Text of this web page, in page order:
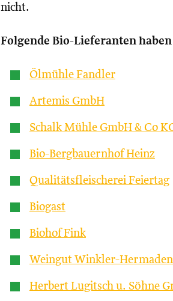
nicht.
Folgende Bio-Lieferanten
Ölmühle Fandler
Artemis GmbH
Schalk Mühle GmbH & Co
Bio-Bergbauernhof Heinz
Qualitätsfleischerei Feiertag
Biogast
Biohof Fink
Weingut Winkler-Hermaden
Herbert Lugitsch u. Söhne